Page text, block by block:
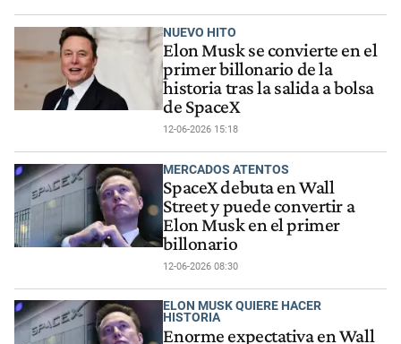
NUEVO HITO
Elon Musk se convierte en el
primer billonario de la
historia tras la salida a bolsa
de SpaceX
12-06-2026 15:18
MERCADOS ATENTOS
SpaceX debuta en Wall
Street y puede convertir a
Elon Musk en el primer
billonario
12-06-2026 08:30
ELON MUSK QUIERE HACER
HISTORIA
Enorme expectativa en Wall